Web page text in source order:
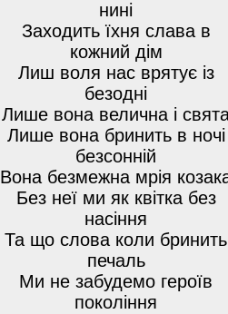
нині
Заходить їхня слава в
кожний дім
Лиш воля нас врятує із
безодні
Лише вона велична і
Лише вона бринить в ночі
безсонній
Вона безмежна мрія
Без неї ми як квітка без
насіння
Та що слова коли бринить
печаль
Ми не забудемо героїв
покоління